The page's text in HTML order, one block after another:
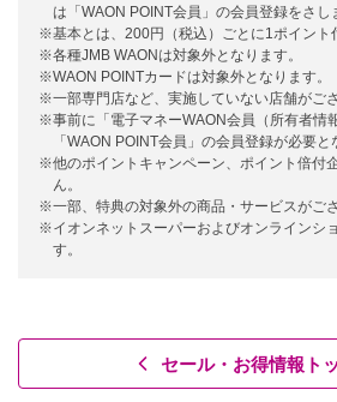
は「WAON POINT会員」の会員登録をさし
※基本とは、200円（税込）ごとに1ポイント
※各種JMB WAONは対象外となります。
※WAON POINTカードは対象外となります。
※一部専門店など、実施していない店舗がござ
※事前に「電子マネーWAON会員（所有者情
「WAON POINT会員」の会員登録が必要と
※他のポイントキャンペーン、ポイント倍付
ん。
※一部、特典の対象外の商品・サービスがござ
※イオンネットスーパーおよびオンラインシ
す。
セール・お得情報ト